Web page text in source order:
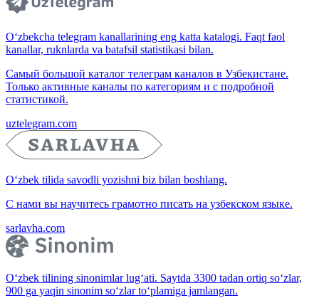
O‘zbekcha telegram kanallarining eng katta katalogi. Faqt faol
kanallar, ruknlarda va batafsil statistikasi bilan.
Самый большой каталог телеграм каналов в Узбекистане.
Только активные каналы по категориям и с подробной
статистикой.
uztelegram.com
O‘zbek tilida savodli yozishni biz bilan boshlang.
С нами вы научитесь грамотно писать на узбекском языке.
sarlavha.com
O‘zbek tilining sinonimlar lug‘ati. Saytda 3300 tadan ortiq so‘zlar,
900 ga yaqin sinonim so‘zlar to‘plamiga jamlangan.